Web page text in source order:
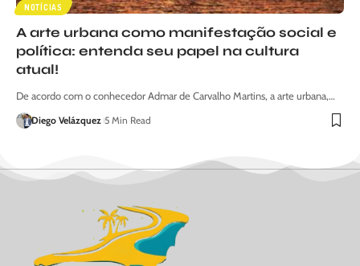
NOTÍCIAS
A arte urbana como manifestação social e
política: entenda seu papel na cultura
atual!
De acordo com o conhecedor Admar de Carvalho Martins, a arte urbana,…
Diego Velázquez 5 Min Read